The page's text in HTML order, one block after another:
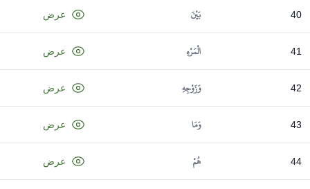
40 بَيْنَ عرض
41 الْمَرْءِ عرض
42 وَزَوْجِهِ عرض
43 وَمَا عرض
44 هُمْ عرض